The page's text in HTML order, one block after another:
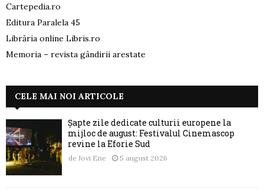
Cartepedia.ro
Editura Paralela 45
Librăria online Libris.ro
Memoria – revista gândirii arestate
CELE MAI NOI ARTICOLE
Șapte zile dedicate culturii europene la
mijloc de august: Festivalul Cinemascop
revine la Eforie Sud
de Jovi Ene 5 august 2026